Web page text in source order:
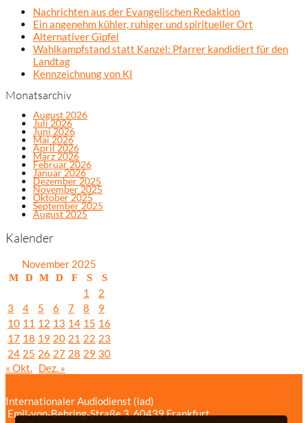
Nachrichten aus der Evangelischen Redaktion
Ein angenehm kühler, ruhiger und spiritueller Ort
Alternativer Gipfel
Wahlkampfstand statt Kanzel: Pfarrer kandidiert für den
Landtag
Kennzeichnung von KI
Monatsarchiv
August 2026
Juli 2026
Juni 2026
Mai 2026
April 2026
März 2026
Februar 2026
Januar 2026
Dezember 2025
November 2025
Oktober 2025
September 2025
August 2025
Kalender
November 2025
M D M D F S S
1
2
3
4 5 6 7 8
9
10 11 12 13 14 15 16
17 18 19 20 21 22 23
24 25 26 27 28 29 30
« Okt. Dez. »
Internationaler Audiodienst (iad)
Emil‑von‑Behring‑Straße 3, 60439 Frankfurt